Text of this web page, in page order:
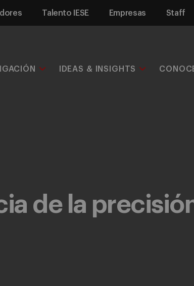
Talento IESE Empresas Staff
IDEAS & INSIGHTS
de la